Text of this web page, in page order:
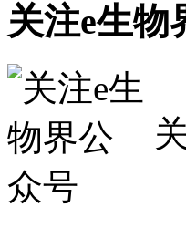
关注e生物